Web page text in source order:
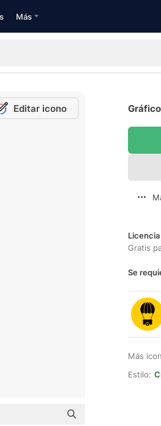
Más
Editar icono
Gratis
Se
Más
Estilo: